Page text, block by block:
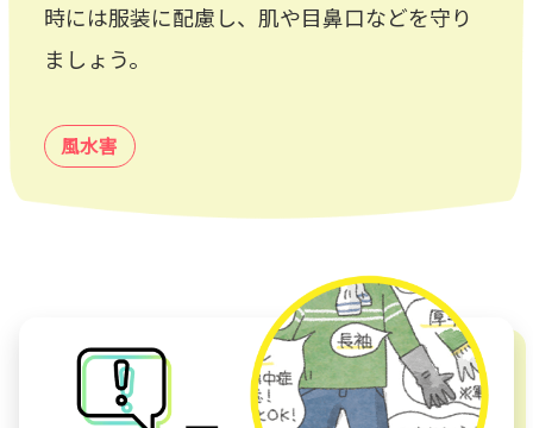
時には服装に配慮し、肌や目鼻口などを守り
ましょう。
風水害